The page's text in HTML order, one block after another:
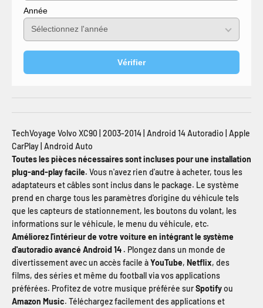
Année
Vérifier
TechVoyage Volvo XC90 | 2003-2014 | Android 14 Autoradio | Apple
CarPlay | Android Auto
Toutes les pièces nécessaires sont incluses pour une installation
plug-and-play facile. Vous n'avez rien d'autre à acheter, tous les
adaptateurs et câbles sont inclus dans le package. Le système
prend en charge tous les paramètres d'origine du véhicule tels
que les capteurs de stationnement, les boutons du volant, les
informations sur le véhicule, le menu du véhicule, etc.
Améliorez l'intérieur de votre voiture en intégrant le système
d'autoradio avancé Android 14 . Plongez dans un monde de
divertissement avec un accès facile àYouTube, Netflix, des
films, des séries et même du football via vos applications
préférées. Profitez de votre musique préférée surSpotifyou
Amazon Music. Téléchargez facilement des applications et